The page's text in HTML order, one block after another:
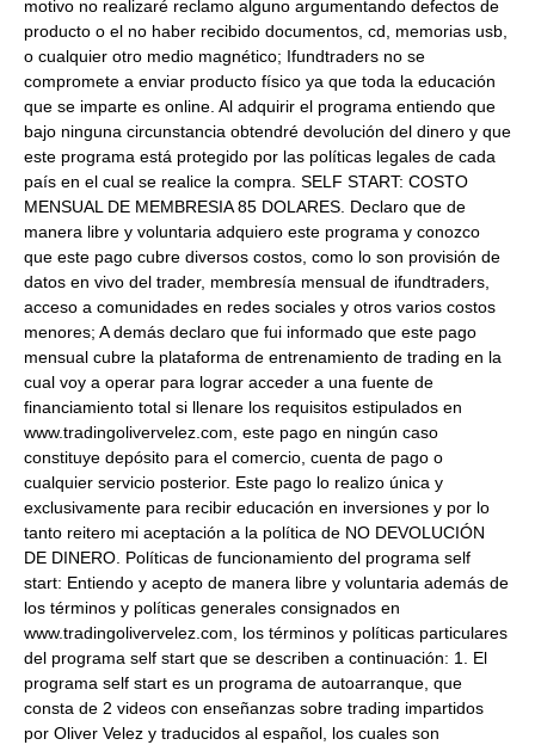
motivo no realizaré reclamo alguno argumentando defectos de
producto o el no haber recibido documentos, cd, memorias usb,
o cualquier otro medio magnético; Ifundtraders no se
compromete a enviar producto físico ya que toda la educación
que se imparte es online. Al adquirir el programa entiendo que
bajo ninguna circunstancia obtendré devolución del dinero y que
este programa está protegido por las políticas legales de cada
país en el cual se realice la compra. SELF START: COSTO
MENSUAL DE MEMBRESIA 85 DOLARES. Declaro que de
manera libre y voluntaria adquiero este programa y conozco
que este pago cubre diversos costos, como lo son provisión de
datos en vivo del trader, membresía mensual de ifundtraders,
acceso a comunidades en redes sociales y otros varios costos
menores; A demás declaro que fui informado que este pago
mensual cubre la plataforma de entrenamiento de trading en la
cual voy a operar para lograr acceder a una fuente de
financiamiento total si llenare los requisitos estipulados en
www.tradingolivervelez.com, este pago en ningún caso
constituye depósito para el comercio, cuenta de pago o
cualquier servicio posterior. Este pago lo realizo única y
exclusivamente para recibir educación en inversiones y por lo
tanto reitero mi aceptación a la política de NO DEVOLUCIÓN
DE DINERO. Políticas de funcionamiento del programa self
start: Entiendo y acepto de manera libre y voluntaria además de
los términos y políticas generales consignados en
www.tradingolivervelez.com, los términos y políticas particulares
del programa self start que se describen a continuación: 1. El
programa self start es un programa de autoarranque, que
consta de 2 videos con enseñanzas sobre trading impartidos
por Oliver Velez y traducidos al español, los cuales son